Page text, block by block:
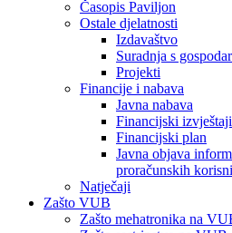
Časopis Paviljon
Ostale djelatnosti
Izdavaštvo
Suradnja s
Projekti
Financije i nabava
Javna nabava
Financijski izvještaji
Financijski plan
Javna objava
proračunskih
Natječaji
Zašto VUB
Zašto mehatronika na